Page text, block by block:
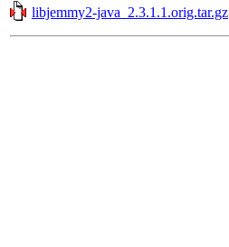
libjemmy2-java_2.3.1.1.orig.tar.gz